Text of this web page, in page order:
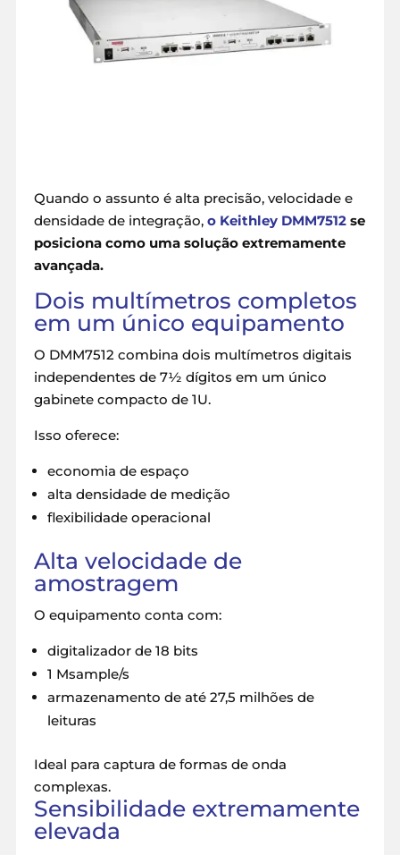
Quando o assunto é alta precisão, velocidade e
densidade de integração, o Keithley DMM7512se
posiciona como uma solução extremamente
avançada.
Dois multímetros completos
em um único equipamento
O DMM7512 combina dois multímetros digitais
independentes de 7½ dígitos em um único
gabinete compacto de 1U.
Isso oferece:
economia de espaço
alta densidade de medição
flexibilidade operacional
Alta velocidade de
amostragem
O equipamento conta com:
digitalizador de 18 bits
1 Msample/s
armazenamento de até 27,5 milhões de
leituras
Ideal para captura de formas de onda
complexas.
Sensibilidade extremamente
elevada